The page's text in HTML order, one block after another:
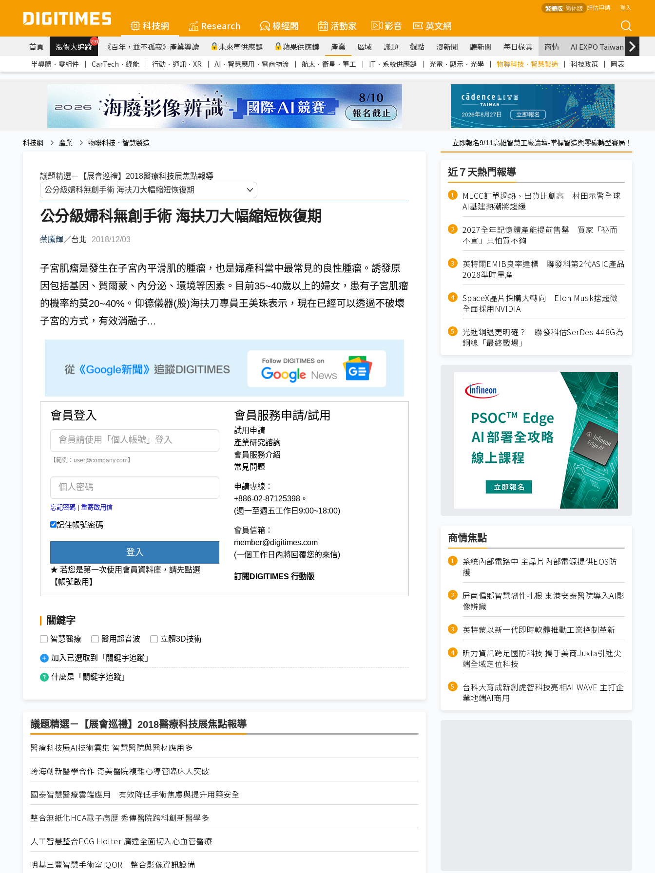
繁體版 简体版 評估申請 登入
科技網 Research 椽經閣 活動家 影音 英文網
首頁 漲價大追蹤259 《百年，並不孤寂》產業導讀 未來車供應鏈 蘋果供應鏈 產業 區域 議題 觀點 漫新聞 聽新聞 每日椽真 商情 AI EXPO Taiwan
半導體．零組件 ｜ CarTech．綠能 ｜ 行動．通訊．XR ｜ AI．智慧應用．電商物流 ｜ 航太．衛星．軍工 ｜ IT．系統供應鏈 ｜ 光電．顯示．光學 ｜ 物聯科技．智慧製造 ｜ 科技政策 ｜ 圖表
科技網 產業 物聯科技．智慧製造 立即報名9/11高雄智慧工廠論壇-掌握智造與零碳轉型賽局！
議題精選－【展會巡禮】2018醫療科技展焦點報導
公分級婦科無創手術 海扶刀大幅縮短恢復期
蔡騰輝／台北 2018/12/03
子宮肌瘤是發生在子宮內平滑肌的腫瘤，也是婦產科當中最常見的良性腫瘤。誘發原
因包括基因、賀爾蒙、內分泌、環境等因素。目前35~40歲以上的婦女，患有子宮肌瘤
的機率約莫20~40%。仰德儀器(股)海扶刀專員王美珠表示，現在已經可以透過不破壞
子宮的方式，有效消融子...
會員登入
【範例：user@company.com】
忘記密碼 重寄啟用信
記住帳號密碼
登入
★ 若您是第一次使用會員資料庫，請先點選
【帳號啟用】
會員服務申請/試用
試用申請
產業研究諮詢
會員服務介紹
常見問題
申請專線：
+886-02-87125398。
(週一至週五工作日9:00~18:00)
會員信箱：
member@digitimes.com
(一個工作日內將回覆您的來信)
訂閱DIGITIMES 行動版
關鍵字
智慧醫療 醫用超音波 立體3D技術
加入已選取到「關鍵字追蹤」
什麼是「關鍵字追蹤」
議題精選－【展會巡禮】2018醫療科技展焦點報導
醫療科技展AI技術雲集 智慧醫院與醫材應用多
跨海創新醫學合作 奇美醫院複雜心導管臨床大突破
國泰智慧醫療雲端應用 有效降低手術焦慮與提升用藥安全
整合無紙化HCA電子病歷 秀傳醫院跨科創新醫學多
人工智慧整合ECG Holter 廣達全面切入心血管醫療
明基三豐智慧手術室IQOR 整合影像資訊設備
近７天熱門報導
MLCC訂單過熱、出貨比創高 村田示警全球
AI基建熱潮將趨緩
2027全年記憶體產能提前售罄 買家「祕而
不宣」只怕買不夠
英特爾EMIB良率達標 聯發科第2代ASIC產品
2028準時量產
SpaceX晶片採購大轉向 Elon Musk捨超微
全面採用NVIDIA
光進銅退更明確？ 聯發科估SerDes 448G為
銅線「最終戰場」
商情焦點
系統內部電路中 主晶片內部電源提供EOS防
護
屏南偏鄉智慧韌性扎根 東港安泰醫院導入AI影
像辨識
英特蒙以新一代即時軟體推動工業控制革新
昕力資訊跨足國防科技 攜手美商Juxta引進尖
端全域定位科技
台科大育成新創虎智科技亮相AI WAVE 主打企
業地端AI商用